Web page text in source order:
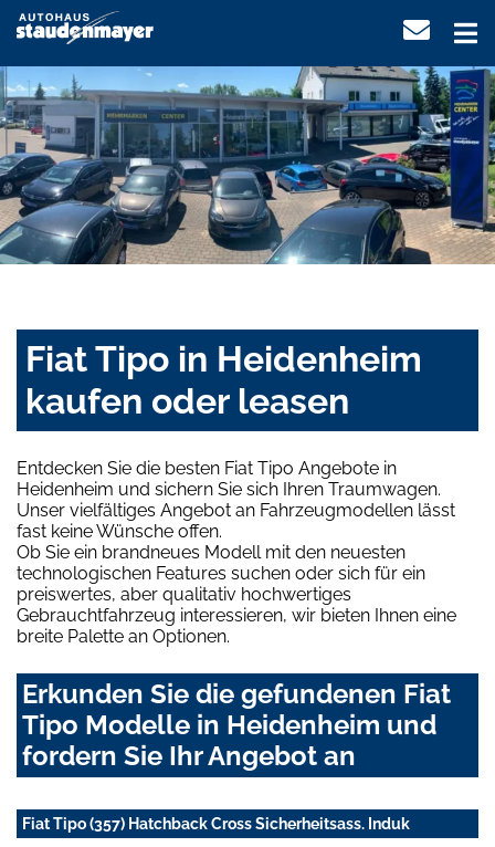
Fiat Tipo in Heidenheim
kaufen oder leasen
Entdecken Sie die besten Fiat Tipo Angebote in
Heidenheim und sichern Sie sich Ihren Traumwagen.
Unser vielfältiges Angebot an Fahrzeugmodellen lässt
fast keine Wünsche offen.
Ob Sie ein brandneues Modell mit den neuesten
technologischen Features suchen oder sich für ein
preiswertes, aber qualitativ hochwertiges
Gebrauchtfahrzeug interessieren, wir bieten Ihnen eine
breite Palette an Optionen.
Erkunden Sie die gefundenen Fiat
Tipo Modelle in Heidenheim und
fordern Sie Ihr Angebot an
Fiat Tipo (357) Hatchback Cross Sicherheitsass. Induk